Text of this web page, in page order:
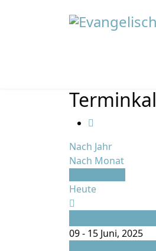
Nach Jahr
Nach Monat
Heute
09 - 15 Juni, 2025